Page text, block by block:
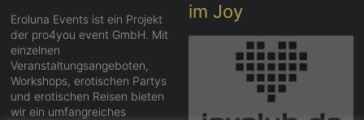
Eroluna Events ist ein Projekt
der pro4you event GmbH. Mit
einzelnen
Veranstaltungsangeboten,
Workshops, erotischen Partys
und erotischen Reisen bieten
wir ein umfangreiches
im Joy